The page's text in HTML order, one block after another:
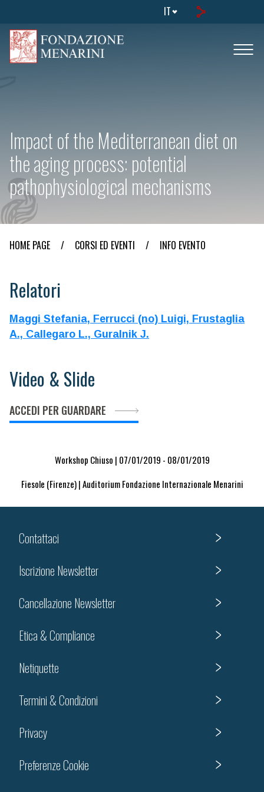
IT
Impact of the Mediterranean diet on
the aging process: potential
pathophysiological mechanisms
HOME PAGE / CORSI ED EVENTI / INFO EVENTO
Relatori
Maggi Stefania, Ferrucci (no) Luigi, Frustaglia
A., Callegaro L., Guralnik J.
Video & Slide
ACCEDI PER GUARDARE
Workshop Chiuso | 07/01/2019 - 08/01/2019
Fiesole (Firenze) | Auditorium Fondazione Internazionale Menarini
Contattaci
Iscrizione Newsletter
Cancellazione Newsletter
Etica & Compliance
Netiquette
Termini & Condizioni
Privacy
Preferenze Cookie